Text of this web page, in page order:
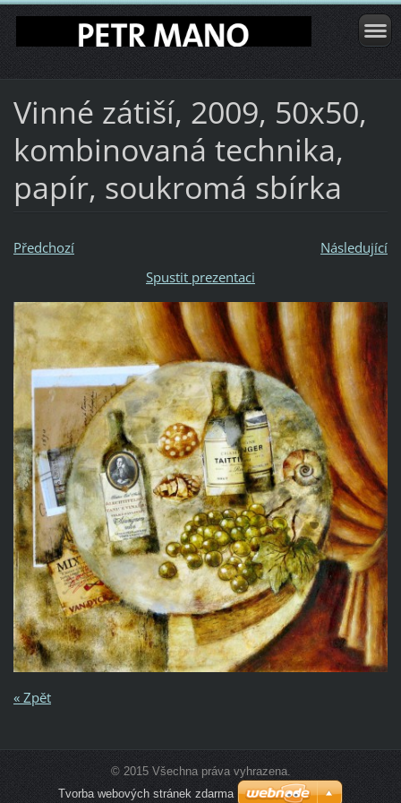
Vinné zátiší, 2009, 50x50,
kombinovaná technika,
papír, soukromá sbírka
Předchozí
Následující
Spustit prezentaci
« Zpět
© 2015 Všechna práva vyhrazena.
Tvorba webových stránek zdarma